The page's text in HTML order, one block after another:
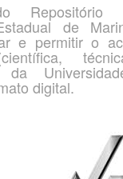
Repositório
de
e permitir o
da
digital.